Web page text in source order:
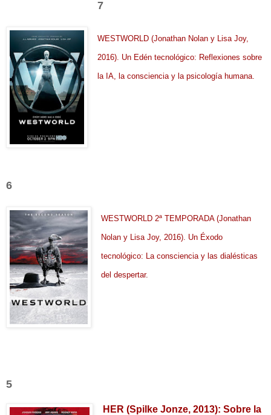
7
WESTWORLD (Jonathan Nolan y Lisa Joy,
2016). Un Edén tecnológico: Reflexiones sobre
la IA, la consciencia y la psicología humana.
6
WESTWORLD 2ª TEMPORADA (Jonathan
Nolan y Lisa Joy, 2016). Un Éxodo
tecnológico: La consciencia y las dialésticas
del despertar.
5
HER (Spilke Jonze, 2013): Sobre la